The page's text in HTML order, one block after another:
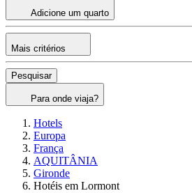
Adicione um quarto
Mais critérios
Pesquisar
Para onde viaja?
Hotels
Europa
França
AQUITÂNIA
Gironde
Hotéis em Lormont